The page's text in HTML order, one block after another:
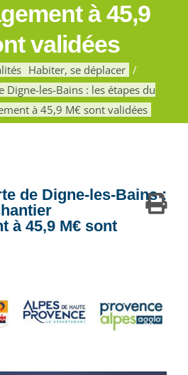
à 45,9
validées
Habiter, se déplacer
Digne-les-Bains : les étapes du
à 45,9 M€ sont validées
de Digne-les-Bains :
à 45,9 M€ sont